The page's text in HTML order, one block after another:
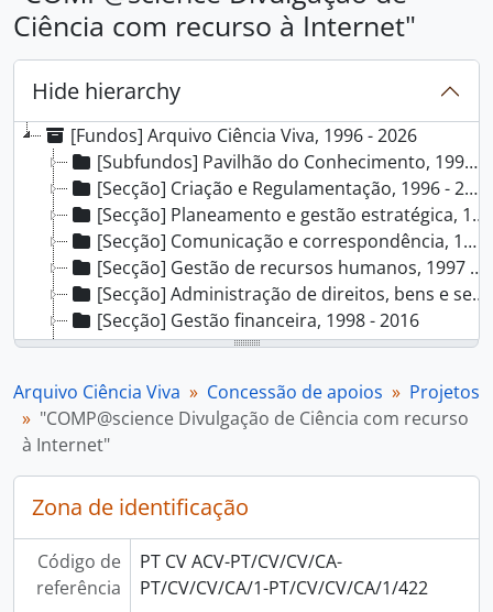
Ciência com recurso à Internet"
Hide hierarchy
[Fundos] Arquivo Ciência Viva, 1996 - 2026
[Subfundos] Pavilhão do Conhecimento, 1997 - 2015
[Secção] Criação e Regulamentação, 1996 - 2002
[Secção] Planeamento e gestão estratégica, 1996
[Secção] Comunicação e correspondência, 1996 - 2016
[Secção] Gestão de recursos humanos, 1997 - 2015
[Secção] Administração de direitos, bens e serviços, 1997 - 2015
[Secção] Gestão financeira, 1998 - 2016
[Secção] Atividades de controlo e inspeção, 2001 - 2009
[Secção] Concessão de apoios, 1995 - 2016
[Séries] Projetos, 1995 - 2015
[Pasta/Processo] POCTI (Programa Operacional. Ciência, Tecnologia, Inovação) - Agregação de projetos, 2001 - 2006
[Pasta/Processo] Projeto Mocho - Portal de Ciência e Cultura Científica, 2001 - 2005
[Pasta/Processo] Departamento Educativo e Centro de Documentação - Associação de Apoio ao Museu da Imprensa, 2000
[Pasta/Processo] Catálogo da Exposição imagens@dem.uc, 2000 - 2007
Arquivo Ciência Viva Concessão de apoios
Projetos
"COMP@science Divulgação de Ciência com recurso
à Internet"
Zona de identificação
Código de
referência
PT CV ACV-PT/CV/CV/CA-
PT/CV/CV/CA/1-PT/CV/CV/CA/1/422